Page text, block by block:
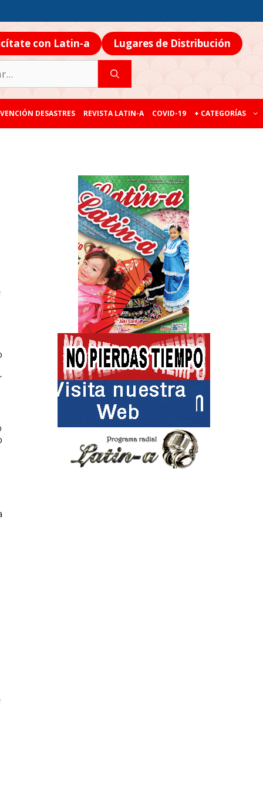
con Latin-a Lugares de Distribución
DESASTRES REVISTA LATIN-A COVID-19 + CATEGORÍAS